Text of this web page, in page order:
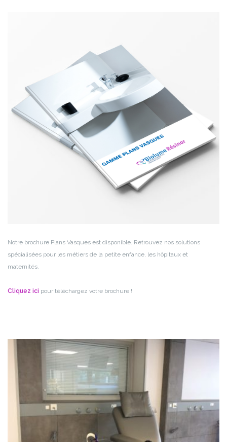
Notre brochure Plans Vasques est disponible. Retrouvez nos solutions
spécialisées pour les métiers de la petite enfance, les hôpitaux et
maternités.
Cliquez ici pour téléchargez votre brochure !